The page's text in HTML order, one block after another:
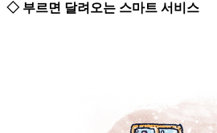
◇ 부르면 달려오는 스마트 서비스